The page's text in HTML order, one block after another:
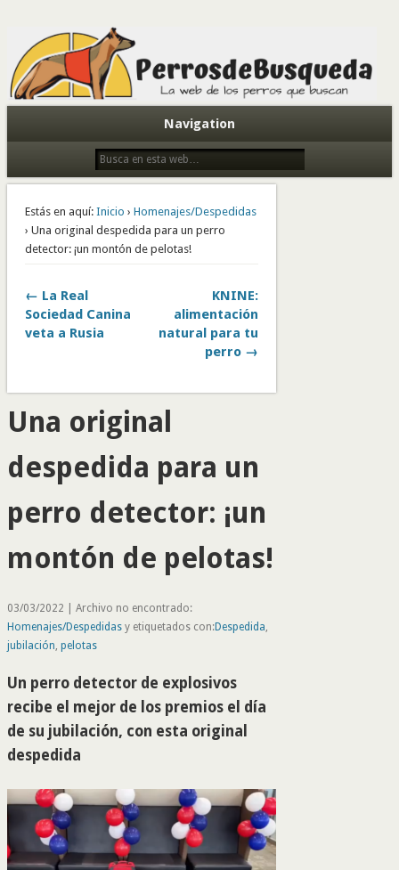
Todo sobre perros de búsqueda y detectores
Navigation
Estás en aquí: Inicio › Homenajes/Despedidas
› Una original despedida para un perro
detector: ¡un montón de pelotas!
← La Real
Sociedad Canina
veta a Rusia
KNINE:
alimentación
natural para tu
perro →
Una original
despedida para un
perro detector: ¡un
montón de pelotas!
03/03/2022 | Archivo no encontrado:
Homenajes/Despedidasy etiquetados con:Despedida,
jubilación, pelotas
Un perro detector de explosivos
recibe el mejor de los premios el día
de su jubilación, con esta original
despedida